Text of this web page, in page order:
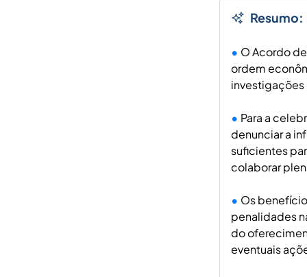
Resumo:
O Acordo
ordem
investigações
Para a
denunciar a
suficientes
colaborar
Os
penalidades
do
eventuais